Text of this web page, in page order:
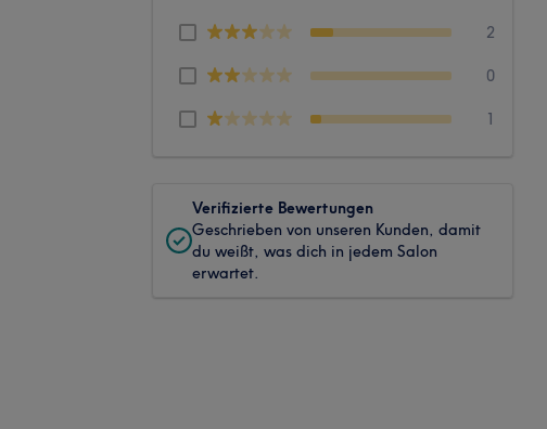
2
0
1
Verifizierte Bewertungen
Geschrieben von unseren Kunden, damit
du weißt, was dich in jedem Salon
erwartet.